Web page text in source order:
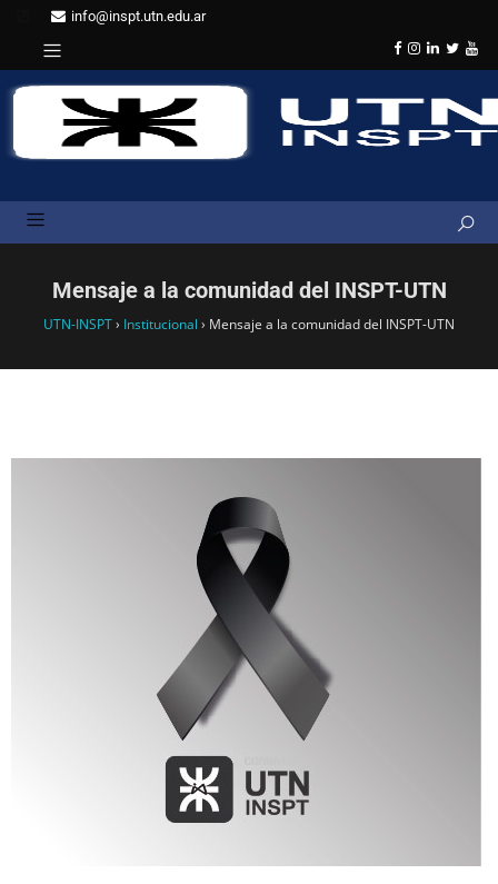
info@inspt.utn.edu.ar
Mensaje a la comunidad del INSPT-UTN
UTN-INSPT› Institucional › Mensaje a la comunidad del INSPT-UTN